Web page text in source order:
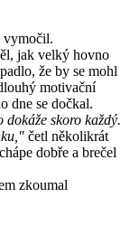
vymočil.
jak velký hovno
že by se mohl
motivační
dne se dočkal.
skoro každý.
četl několikrát
dobře a brečel
zkoumal